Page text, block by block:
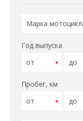
Год выпуска
Пробег, км